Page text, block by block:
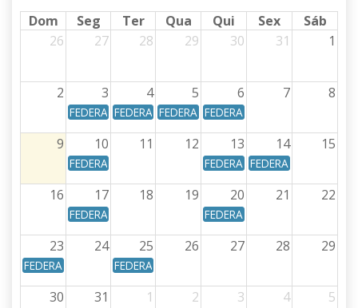
Dom Seg Ter Qua Qui Sex
Sáb
26
27 28 29 30 31 1
2 3 4 5 6 7 8
FEDERAL - Calendário Federal - Data de vencimento:
FEDERAL - Calendário Federal - Data de
FEDERAL - Calendário Federal - Data
FEDERAL - Calendário
9 10 11 12 13 14 15
FEDERAL - Calendário Federal - Data de vencimento:
FEDERAL - Calendário
FEDERAL -
16 17 18 19 20 21 22
FEDERAL - Calendário Federal - Data de vencimento:
FEDERAL - Calendário
23 24 25 26 27 28 29
FEDERAL - Calendário Federal - Data de vencimento: Dia 23/08/
FEDERAL - Calendário Federal - Data de
30 31 1 2 3 4 5